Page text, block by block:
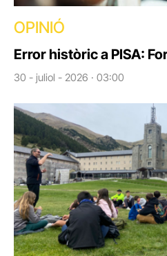
OPINIÓ
Error històric a PISA:
30 - juliol - 2026 · 03:00